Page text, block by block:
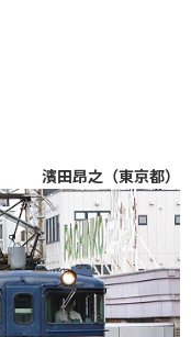
濱田昂之（東京都）